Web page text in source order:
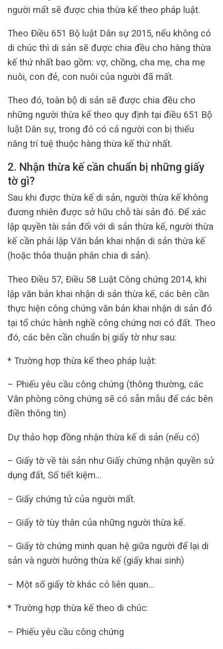
người mất sẽ được chia thừa kế theo pháp luật.
Theo Điều 651 Bộ luật Dân sự 2015, nếu không có
di chúc thì di sản sẽ được chia đều cho hàng thừa
kế thứ nhất bao gồm: vợ, chồng, cha mẹ, cha mẹ
nuôi, con đẻ, con nuôi của người đã mất.
Theo đó, toàn bộ di sản sẽ được chia đều cho
những người thừa kế theo quy định tại điều 651 Bộ
luật Dân sự, trong đó có cả người con bị thiểu
năng trí tuệ thuộc hàng thừa kế thứ nhất.
2. Nhận thừa kế cần chuẩn bị những giấy
tờ gì?
Sau khi được thừa kế di sản, người thừa kế không
đương nhiên được sở hữu chỗ tài sản đó. Để xác
lập quyền tài sản đối với di sản thừa kế, người thừa
kế cần phải lập Văn bản khai nhận di sản thừa kế
(hoặc thỏa thuận phân chia di sản).
Theo Điều 57, Điều 58 Luật Công chứng 2014, khi
lập văn bản khai nhận di sản thừa kế, các bên cần
thực hiện công chứng văn bản khai nhận di sản đó
tại tổ chức hành nghề công chứng nơi có đất. Theo
đó, các bên cần chuẩn bị giấy tờ như sau:
* Trường hợp thừa kế theo pháp luật:
– Phiếu yêu cầu công chứng (thông thường, các
Văn phòng công chứng sẽ có sẵn mẫu để các bên
điền thông tin)
Dự thảo hợp đồng nhận thừa kế di sản (nếu có)
– Giấy tờ về tài sản như Giấy chứng nhận quyền sử
dụng đất, Sổ tiết kiệm…
– Giấy chứng tử của người mất.
– Giấy tờ tùy thân của những người thừa kế.
– Giấy tờ chứng minh quan hệ giữa người để lại di
sản và người hưởng thừa kế (giấy khai sinh)
– Một số giấy tờ khác có liên quan…
* Trường hợp thừa kế theo di chúc:
– Phiếu yêu cầu công chứng